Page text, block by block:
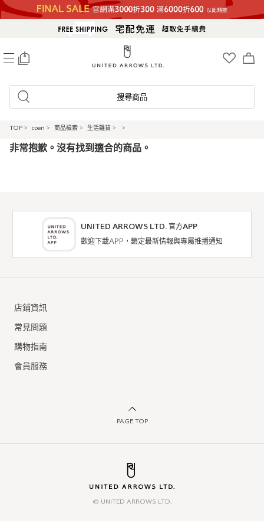
搜尋商品
TOP > coen > 商品檢索 > 生活雜貨 > >
非常抱歉。沒有找到適合的商品。
UNITED ARROWS LTD. 官方APP
歡迎下載APP，鎖定最新情報與專屬推播通知
店鋪資訊
常見問題
購物指南
會員服務
PAGE TOP
© UNITED ARROWS LTD.